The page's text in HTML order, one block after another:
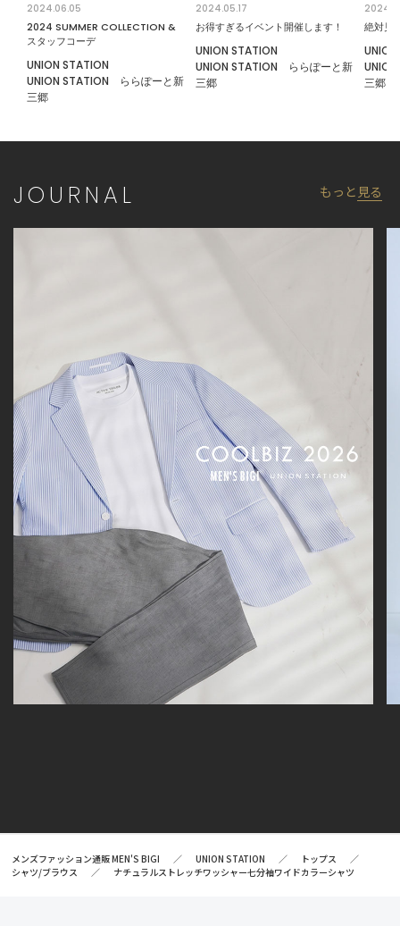
※屋外での撮影画像は光の加減で、実際の商品より明るく見える
場合があります。商品の色味は生地アップ・スタジオ撮影の画像
をご参考ください。
2024.06.05
2024 SUMMER COLLECTION &
スタッフコーデ
UNION STATION
UNION STATION ららぽーと新
三郷
2024.05.17
お得すぎるイベント開催します！
UNION STATION
UNION STATION ららぽーと新
三郷
絶対見
三郷
JOURNAL もっと 見る
メンズファッション通販 MEN'S BIGI UNION STATION
トップス
シャツ/ブラウス
ナチュラルストレッチワッシャー七分袖ワイドカラーシャツ